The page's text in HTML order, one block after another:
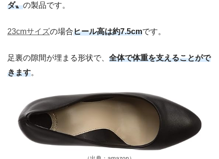
ダ〟の製品です。
23cmサイズの場合ヒール高は約7.5cmです。
足裏の隙間が埋まる形状で、 全体で体重を支えることがで
きます。